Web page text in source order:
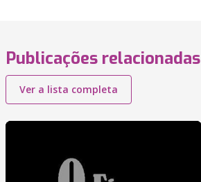
Publicações relacionadas
Ver a lista completa